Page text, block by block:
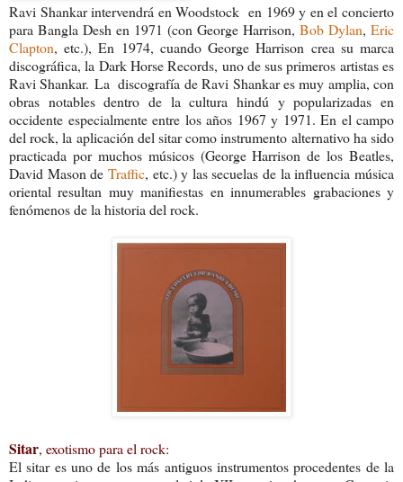
Ravi Shankar intervendrá en Woodstock en 1969 y en el concierto
para Bangla Desh en 1971 (con George Harrison, Bob Dylan, Eric
Clapton, etc.), En 1974, cuando George Harrison crea su marca
discográfica, la Dark Horse Records, uno de sus primeros artistas es
Ravi Shankar. La discografía de Ravi Shankar es muy amplia, con
obras notables dentro de la cultura hindú y popularizadas en
occidente especialmente entre los años 1967 y 1971. En el campo
del rock, la aplicación del sitar como instrumento alternativo ha sido
practicada por muchos músicos (George Harrison de los Beatles,
David Mason de Traffic, etc.) y las secuelas de la influencia música
oriental resultan muy manifiestas en innumerables grabaciones y
fenómenos de la historia del rock.
Sitar, exotismo para el rock:
El sitar es uno de los más antiguos instrumentos procedentes de la